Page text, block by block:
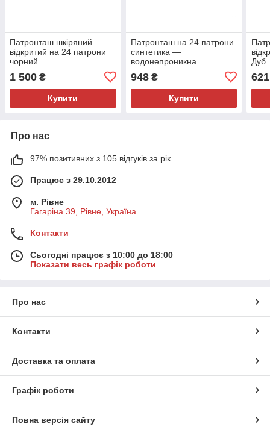
Патронташ шкіряний
відкритий на 24 патрони
чорний
1 500 ₴
Купити
Патронташ на 24 патрони
синтетика —
водонепроникна
948₴
Купити
Дуб
621
Про нас
97% позитивних з 105 відгуків за рік
Працює з 29.10.2012
м. Рівне
Гагаріна 39, Рівне, Україна
Контакти
Сьогодні працює з 10:00 до 18:00
Показати весь графік роботи
Про нас
Контакти
Доставка та оплата
Графік роботи
Повна версія сайту